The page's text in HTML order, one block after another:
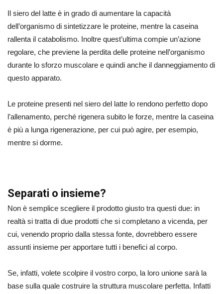
Il siero del latte è in grado di aumentare la capacità
dell’organismo di sintetizzare le proteine, mentre la caseina
rallenta il catabolismo. Inoltre quest’ultima compie un’azione
regolare, che previene la perdita delle proteine nell’organismo
durante lo sforzo muscolare e quindi anche il danneggiamento di
questo apparato.
Le proteine presenti nel siero del latte lo rendono perfetto dopo
l’allenamento, perché rigenera subito le forze, mentre la caseina
è più a lunga rigenerazione, per cui può agire, per esempio,
mentre si dorme.
Separati o insieme?
Non è semplice scegliere il prodotto giusto tra questi due: in
realtà si tratta di due prodotti che si completano a vicenda, per
cui, venendo proprio dalla stessa fonte, dovrebbero essere
assunti insieme per apportare tutti i benefici al corpo.
Se, infatti, volete scolpire il vostro corpo, la loro unione sarà la
base sulla quale costruire la struttura muscolare perfetta. Infatti